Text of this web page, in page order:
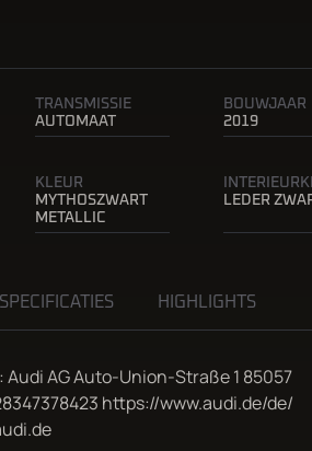
TRANSMISSIE
AUTOMAAT
BOUWJAAR
2019
KLEUR
MYTHOSZWART
METALLIC
LEDER
SPECIFICATIES HIGHLIGHTS
AG Auto-Union-Straße 1 85057
https://www.audi.de/de/